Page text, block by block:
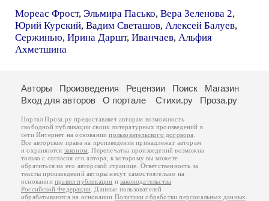
Мореас Фрост, Эльмира Пасько, Вера Зеленова 2,
Юрий Курский, Вадим Светашов, Алексей Балуев,
Сержинью, Ирина Даршт, Иванчаев, Альфия
Ахметшина
Авторы Произведения Рецензии Поиск
Магазин
Вход для авторов
О портале Стихи.ру Проза.ру
Портал Проза.ру предоставляет авторам возможность
свободной публикации своих литературных произведений в
сети Интернет на основаниипользовательского договора
Все авторские права на произведения принадлежат авторам
и охраняются законом . Перепечатка произведений возможна
только с согласия его автора, к которому вы можете
обратиться на его авторской странице. Ответственность за
тексты произведений авторы несут самостоятельно на
основанииправил публикации изаконодательства
Российской Федерации . Данные пользователей
обрабатываются на основании Политики обработки персональных данных